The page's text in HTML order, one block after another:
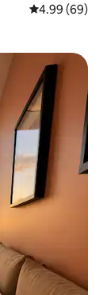
平均评分 4.99
4.99 (69)